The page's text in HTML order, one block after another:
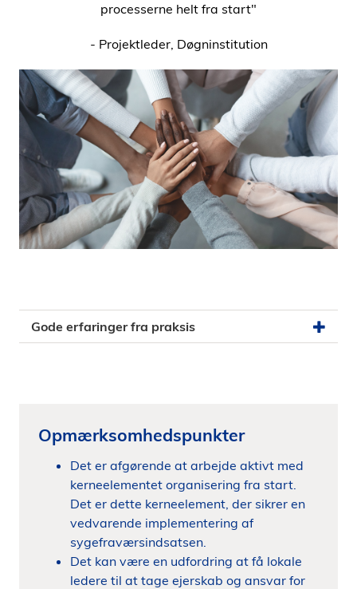
processerne helt fra start"
- Projektleder, Døgninstitution
Gode erfaringer fra praksis
Opmærksomhedspunkter
Det er afgørende at arbejde aktivt med
kerneelementet organisering fra start.
Det er dette kerneelement, der sikrer en
vedvarende implementering af
sygefraværsindsatsen.
Det kan være en udfordring at få lokale
ledere til at tage ejerskab og ansvar for